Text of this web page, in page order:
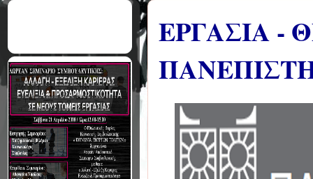
ΕΡΓΑΣΙΑ -